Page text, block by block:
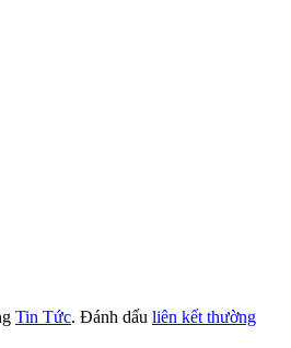
Tin Tức. Đánh dấu liên kết thường